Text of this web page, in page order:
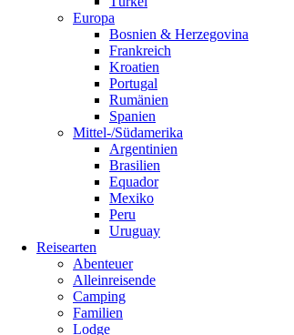
Europa
Bosnien & Herzegovina
Frankreich
Kroatien
Portugal
Rumänien
Spanien
Mittel-/Südamerika
Argentinien
Brasilien
Equador
Mexiko
Peru
Uruguay
Reisearten
Abenteuer
Alleinreisende
Camping
Familien
Lodge